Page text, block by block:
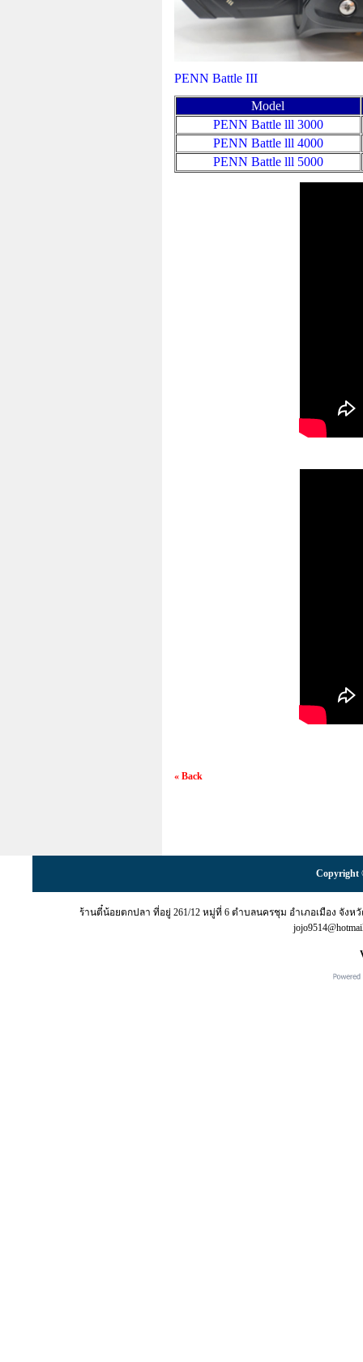
PENN Battle III
Model
PENN Battle lll 3000
PENN Battle lll 4000
PENN Battle lll 5000
« Back
Copyright
ร้านตี๋น้อยตกปลา ที่อยู่ 261/12 หมู่ที่ 6 ตำบลนครชุม อำเภอเมือง จังหวั